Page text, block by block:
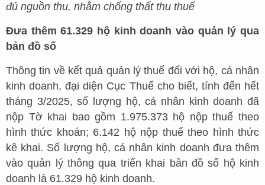
đủ nguồn thu, nhằm chống thất thu thuế
Đưa thêm 61.329 hộ kinh doanh vào quản lý qua
bản đồ số
Thông tin về kết quả quản lý thuế đối với hộ, cá nhân
kinh doanh, đại diện Cục Thuế cho biết, tính đến hết
tháng 3/2025, số lượng hộ, cá nhân kinh doanh đã
nộp Tờ khai bao gồm 1.975.373 hộ nộp thuế theo
hình thức khoán; 6.142 hộ nộp thuế theo hình thức
kê khai. Số lượng hộ, cá nhân kinh doanh đưa thêm
vào quản lý thông qua triển khai bản đồ số hộ kinh
doanh là 61.329 hộ kinh doanh.